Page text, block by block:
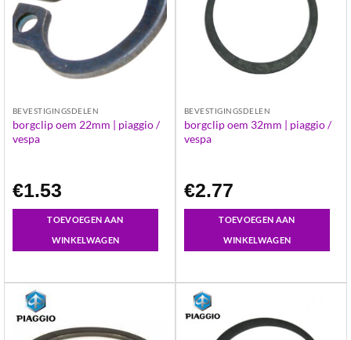
BEVESTIGINGSDELEN
borgclip oem 22mm | piaggio /
vespa
€1.53
TOEVOEGEN AAN
WINKELWAGEN
BEVESTIGINGSDELEN
borgclip oem 32mm | piaggio /
vespa
€2.77
TOEVOEGEN AAN
WINKELWAGEN